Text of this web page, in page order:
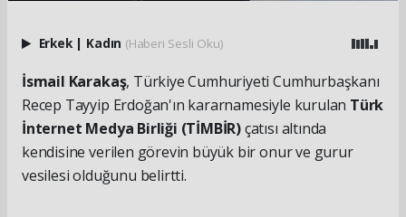
Erkek | Kadın (Haberi Sesli Oku)
İsmail Karakaş, Türkiye Cumhuriyeti Cumhurbaşkanı
Recep Tayyip Erdoğan'ın kararnamesiyle kurulan Türk
İnternet Medya Birliği (TİMBİR)çatısı altında
kendisine verilen görevin büyük bir onur ve gurur
vesilesi olduğunu belirtti.